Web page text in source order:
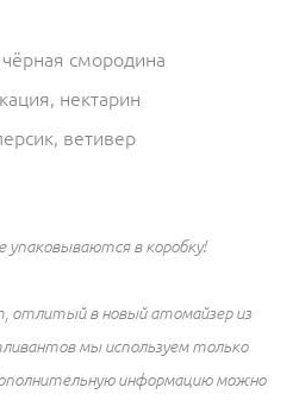
смородина
нектарин
ветивер
упаковываются в коробку!
в новый атомайзер из
мы используем только
информацию можно